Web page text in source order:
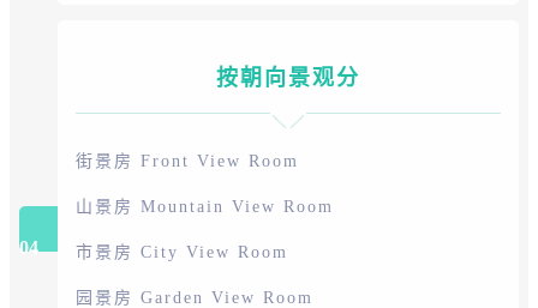
04
按朝向景观分
街景房 Front View Room
山景房 Mountain View Room
市景房 City View Room
园景房 Garden View Room